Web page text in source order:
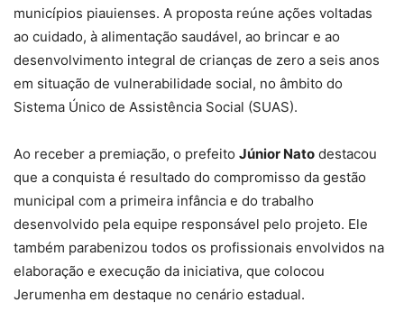
municípios piauienses. A proposta reúne ações voltadas
ao cuidado, à alimentação saudável, ao brincar e ao
desenvolvimento integral de crianças de zero a seis anos
em situação de vulnerabilidade social, no âmbito do
Sistema Único de Assistência Social (SUAS).
Ao receber a premiação, o prefeito Júnior Nato destacou
que a conquista é resultado do compromisso da gestão
municipal com a primeira infância e do trabalho
desenvolvido pela equipe responsável pelo projeto. Ele
também parabenizou todos os profissionais envolvidos na
elaboração e execução da iniciativa, que colocou
Jerumenha em destaque no cenário estadual.